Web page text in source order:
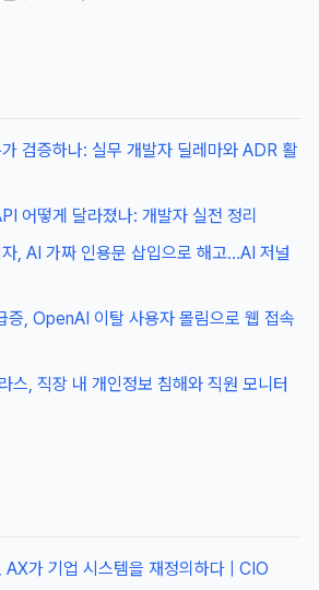
검증하나: 실무 개발자 딜레마와 ADR 활
어떻게 달라졌나: 개발자 실전 정리
, AI 가짜 인용문 삽입으로 해고…AI 저널
증, OpenAI 이탈 사용자 몰림으로 웹 접속
스, 직장 내 개인정보 침해와 직원 모니터
AX가 기업 시스템을 재정의하다 | CIO